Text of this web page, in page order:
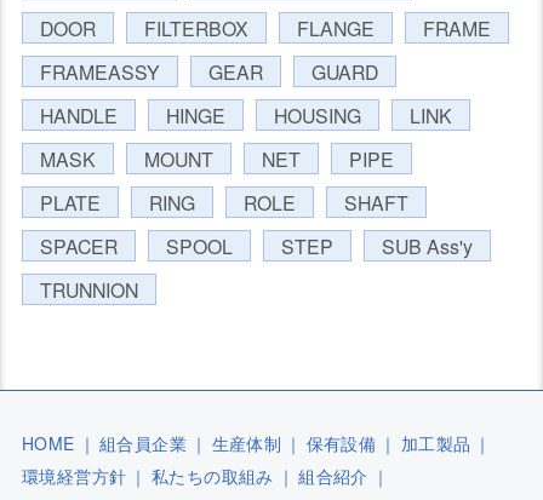
DOOR
FILTERBOX FLANGE
FRAME
FRAMEASSY
GEAR
GUARD
HANDLE
HINGE HOUSING
LINK
MASK
MOUNT NET
PIPE
PLATE
RING ROLE
SHAFT
SPACER
SPOOL STEP
SUB Ass'y
TRUNNION
HOME ｜ 組合員企業 ｜ 生産体制 ｜ 保有設備 ｜ 加工製品 ｜
環境経営方針 ｜ 私たちの取組み ｜ 組合紹介 ｜